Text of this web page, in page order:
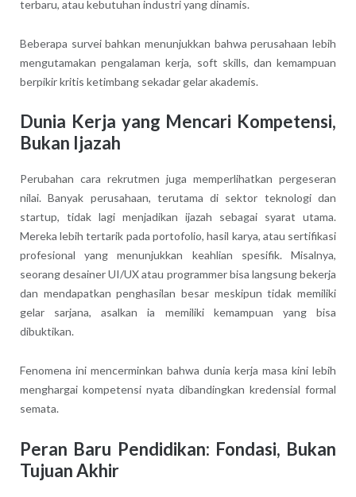
terbaru, atau kebutuhan industri yang dinamis.
Beberapa survei bahkan menunjukkan bahwa perusahaan lebih
mengutamakan pengalaman kerja, soft skills, dan kemampuan
berpikir kritis ketimbang sekadar gelar akademis.
Dunia Kerja yang Mencari Kompetensi,
Bukan Ijazah
Perubahan cara rekrutmen juga memperlihatkan pergeseran
nilai. Banyak perusahaan, terutama di sektor teknologi dan
startup, tidak lagi menjadikan ijazah sebagai syarat utama.
Mereka lebih tertarik pada portofolio, hasil karya, atau sertifikasi
profesional yang menunjukkan keahlian spesifik. Misalnya,
seorang desainer UI/UX atau programmer bisa langsung bekerja
dan mendapatkan penghasilan besar meskipun tidak memiliki
gelar sarjana, asalkan ia memiliki kemampuan yang bisa
dibuktikan.
Fenomena ini mencerminkan bahwa dunia kerja masa kini lebih
menghargai kompetensi nyata dibandingkan kredensial formal
semata.
Peran Baru Pendidikan: Fondasi, Bukan
Tujuan Akhir